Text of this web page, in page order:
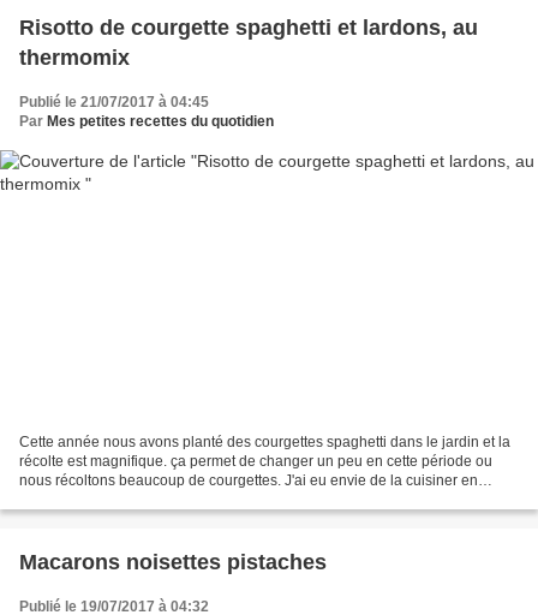
Risotto de courgette spaghetti et lardons, au
thermomix
Publié le 21/07/2017 à 04:45
Par Mes petites recettes du quotidien
Cette année nous avons planté des courgettes spaghetti dans le jardin et la
récolte est magnifique. ça permet de changer un peu en cette période ou
nous récoltons beaucoup de courgettes. J'ai eu envie de la cuisiner en
Macarons noisettes pistaches
Publié le 19/07/2017 à 04:32